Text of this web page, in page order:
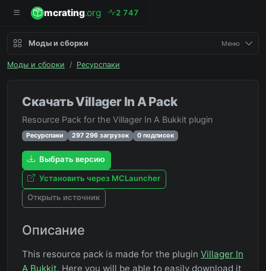
mcrating.org 2 747
Моды и сборки Меню
Моды и сборки / Ресурспаки
Скачать Villager In A Pack
Resource Pack for the Villager In A Bukkit plugin
Ресурспаки 297 296 загрузок 0 подписок
Выбрать версию
Установить через MCLauncher
Открыть источник
Описание
This resource pack is made for the plugin Villager In
A Bukkit. Here you will be able to easily download it